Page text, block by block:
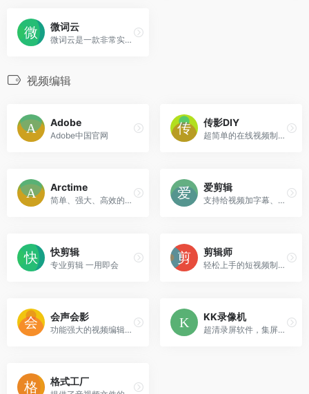
微词云
微词云是一款非常实用、简单的在线文字云、在线词云生成器，相对于其他产品，我们的产品功能更加强大，无论您是设计人员、运营人员、学生、数据分析师，都可以很简单的做出令人眼前一亮的文字云图。
视频编辑
Adobe
Adobe中国官网
传影DIY
超简单的在线视频制作工具
Arctime
简单、强大、高效的跨平台字幕制作软件
爱剪辑
支持给视频加字幕、调色、加相框等齐全的剪辑功能
快剪辑
专业剪辑 一用即会
剪辑师
轻松上手的短视频制作软件
会声会影
功能强大的视频编辑软件
KK录像机
超清录屏软件，集屏幕录像、同步录音、视频编辑、视频修复于一体。
格式工厂